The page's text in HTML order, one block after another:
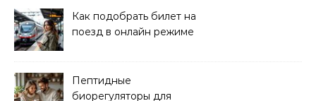
Как подобрать билет на
поезд в онлайн режиме
Пептидные
биорегуляторы для